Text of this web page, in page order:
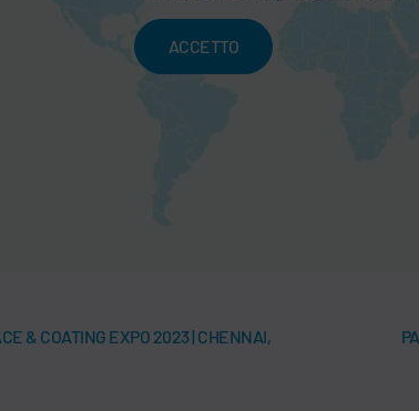
ACCETTO
& COATING EXPO 2023 | CHENNAI,